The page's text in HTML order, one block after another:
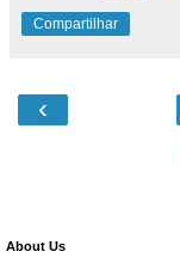
Compartilhar
‹
About Us